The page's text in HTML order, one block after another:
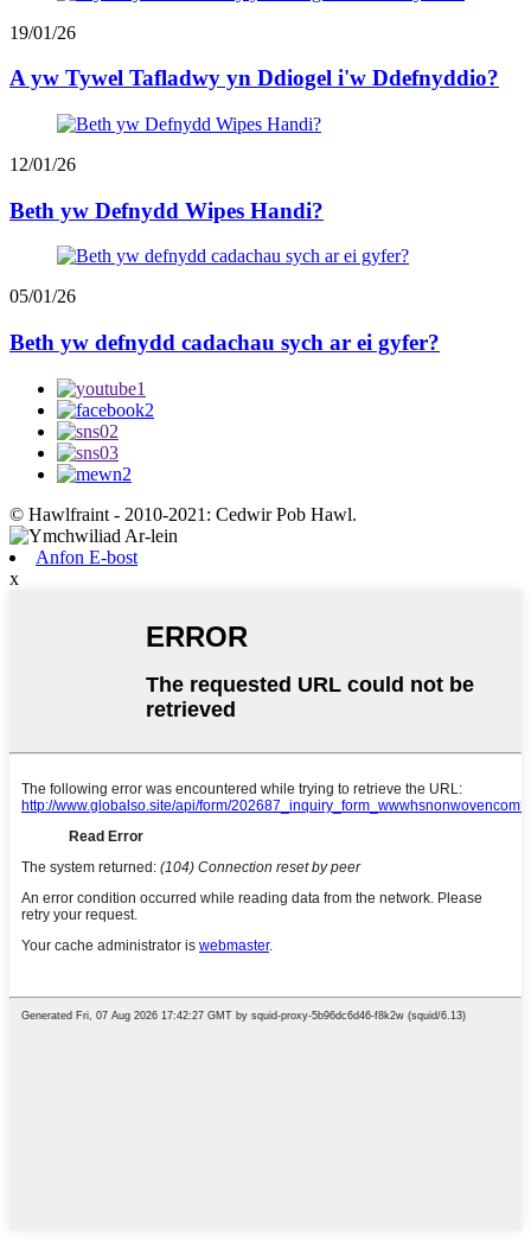
19/01/26
A yw Tywel Tafladwy yn Ddiogel i'w Ddefnyddio?
12/01/26
Beth yw Defnydd Wipes Handi?
05/01/26
Beth yw defnydd cadachau sych ar ei gyfer?
© Hawlfraint - 2010-2021: Cedwir Pob Hawl.
Anfon E-bost
x